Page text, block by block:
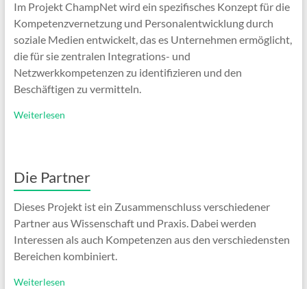
Im Projekt ChampNet wird ein spezifisches Konzept für die
Kompetenzvernetzung und Personalentwicklung durch
soziale Medien entwickelt, das es Unternehmen ermöglicht,
die für sie zentralen Integrations- und
Netzwerkkompetenzen zu identifizieren und den
Beschäftigen zu vermitteln.
Weiterlesen
Die Partner
Dieses Projekt ist ein Zusammenschluss verschiedener
Partner aus Wissenschaft und Praxis. Dabei werden
Interessen als auch Kompetenzen aus den verschiedensten
Bereichen kombiniert.
Weiterlesen